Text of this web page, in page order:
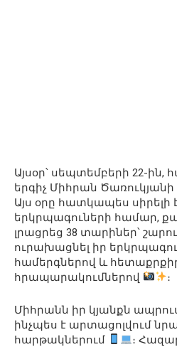
Այսօր՝ սեպտեմբերի 22-ին,
երգիչ Միհրան Ծառուկյանի
Այս օրը հատկապես սիրելի
երկրպագուների համար,
լրացրեց 38 տարիներ՝
ուրախացնել իր
համերգներով և
հրապարակումներով
։
Միհրանն իր կյանքն
ինչպես է արտացոլվում
հարթակներում
։